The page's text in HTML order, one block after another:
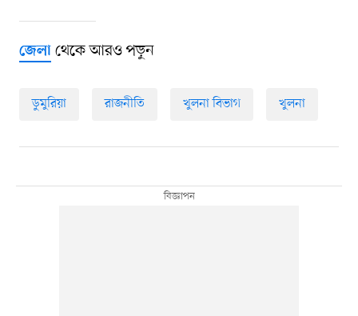
জেলাথেকে আরও পড়ুন
ডুমুরিয়া রাজনীতি খুলনা বিভাগ খুলনা